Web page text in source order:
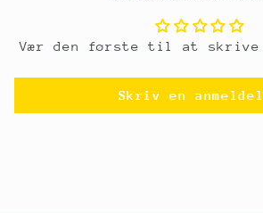
Vær den første til at skrive
Skriv en